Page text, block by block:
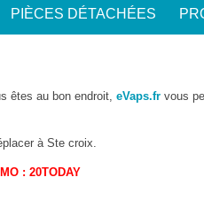
PIÈCES DÉTACHÉES
êtes au bon endroit,eVaps.fr vous
à Ste croix.
: 20TODAY